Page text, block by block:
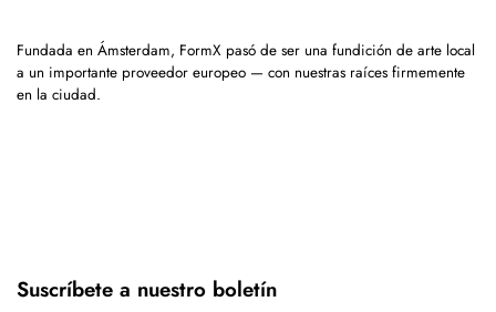
Fundada en Ámsterdam, FormX pasó de ser una fundición de arte local
a un importante proveedor europeo — con nuestras raíces firmemente
en la ciudad.
Suscríbete a nuestro boletín